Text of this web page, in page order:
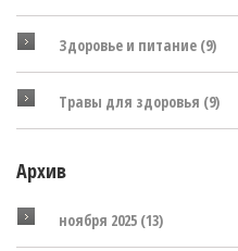
Здоровье и питание (9)
Травы для здоровья (9)
Архив
ноября 2025 (13)